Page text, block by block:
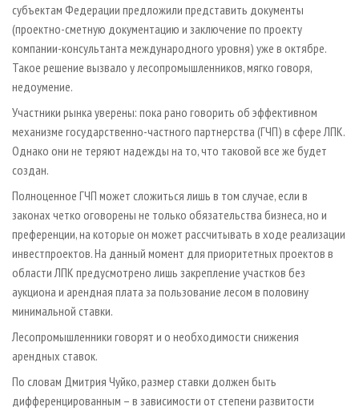
субъектам Федерации предложили представить документы
(проектно-сметную документацию и заключение по проекту
компании-консультанта международного уровня) уже в октябре.
Такое решение вызвало у лесопромышленников, мягко говоря,
недоумение.
Участники рынка уверены: пока рано говорить об эффективном
механизме государственно-частного партнерства (ГЧП) в сфере ЛПК.
Однако они не теряют надежды на то, что таковой все же будет
создан.
Полноценное ГЧП может сложиться лишь в том случае, если в
законах четко оговорены не только обязательства бизнеса, но и
преференции, на которые он может рассчитывать в ходе реализации
инвестпроектов. На данный момент для приоритетных проектов в
области ЛПК предусмотрено лишь закрепление участков без
аукциона и арендная плата за пользование лесом в половину
минимальной ставки.
Лесопромышленники говорят и о необходимости снижения
арендных ставок.
По словам Дмитрия Чуйко, размер ставки должен быть
дифференцированным – в зависимости от степени развитости